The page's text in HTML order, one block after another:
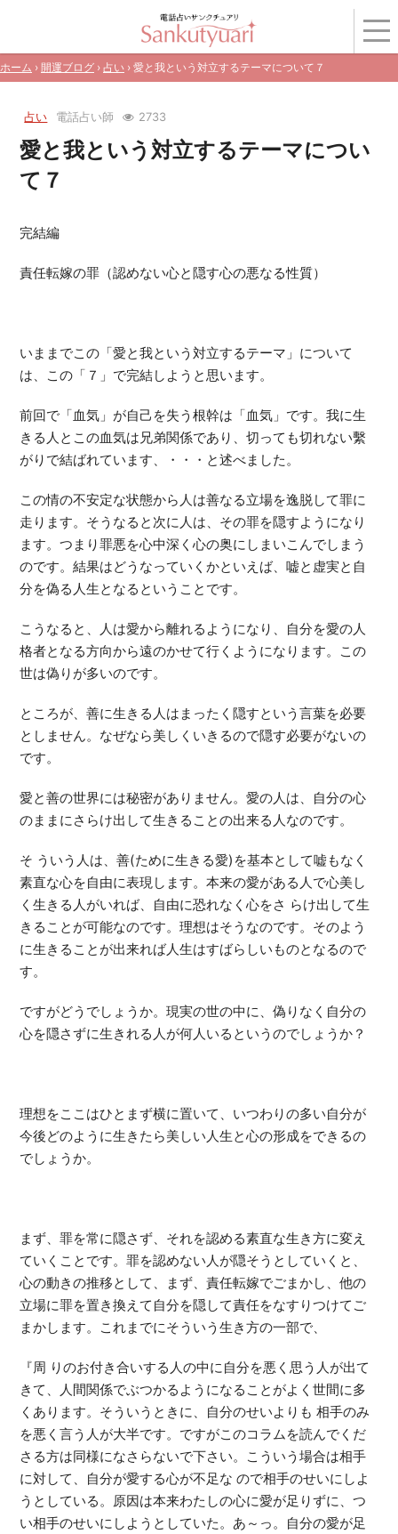
ホーム › 開運ブログ › 占い › 愛と我という対立するテーマについて７
占い 電話占い師 2733
愛と我という対立するテーマについ
て７
完結編
責任転嫁の罪（認めない心と隠す心の悪なる性質）
いままでこの「愛と我という対立するテーマ」について
は、この「７」で完結しようと思います。
前回で「血気」が自己を失う根幹は「血気」です。我に生
きる人とこの血気は兄弟関係であり、切っても切れない繫
がりで結ばれています、・・・と述べました。
この情の不安定な状態から人は善なる立場を逸脱して罪に
走ります。そうなると次に人は、その罪を隠すようになり
ます。つまり罪悪を心中深く心の奥にしまいこんでしまう
のです。結果はどうなっていくかといえば、嘘と虚実と自
分を偽る人生となるということです。
こうなると、人は愛から離れるようになり、自分を愛の人
格者となる方向から遠のかせて行くようになります。この
世は偽りが多いのです。
ところが、善に生きる人はまったく隠すという言葉を必要
としません。なぜなら美しくいきるので隠す必要がないの
です。
愛と善の世界には秘密がありません。愛の人は、自分の心
のままにさらけ出して生きることの出来る人なのです。
そ ういう人は、善(ために生きる愛)を基本として嘘もなく
素直な心を自由に表現します。本来の愛がある人で心美し
く生きる人がいれば、自由に恐れなく心をさ らけ出して生
きることが可能なのです。理想はそうなのです。そのよう
に生きることが出来れば人生はすばらしいものとなるので
す。
ですがどうでしょうか。現実の世の中に、偽りなく自分の
心を隠さずに生きれる人が何人いるというのでしょうか？
理想をここはひとまず横に置いて、いつわりの多い自分が
今後どのように生きたら美しい人生と心の形成をできるの
でしょうか。
まず、罪を常に隠さず、それを認める素直な生き方に変え
ていくことです。罪を認めない人が隠そうとしていくと、
心の動きの推移として、まず、責任転嫁でごまかし、他の
立場に罪を置き換えて自分を隠して責任をなすりつけてご
まかします。これまでにそういう生き方の一部で、
『周 りのお付き合いする人の中に自分を悪く思う人が出て
きて、人間関係でぶつかるようになることがよく世間に多
くあります。そういうときに、自分のせいよりも 相手のみ
を悪く言う人が大半です。ですがこのコラムを読んでくだ
さる方は同様になさらないで下さい。こういう場合は相手
に対して、自分が愛する心が不足な ので相手のせいにしよ
うとしている。原因は本来わたしの心に愛が足りずに、つ
い相手のせいにしようとしていた。あ～っ。自分の愛が足